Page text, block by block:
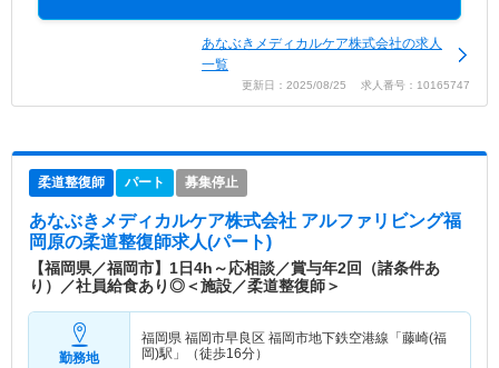
あなぶきメディカルケア株式会社の求人
一覧
更新日：2025/08/25 求人番号：10165747
柔道整復師 パート 募集停止
あなぶきメディカルケア株式会社 アルファリビング福
岡原の柔道整復師求人(パート)
【福岡県／福岡市】1日4h～応相談／賞与年2回（諸条件あ
り）／社員給食あり◎＜施設／柔道整復師＞
勤務地
福岡県 福岡市早良区 福岡市地下鉄空港線「藤崎(福
岡)駅」（徒歩16分）